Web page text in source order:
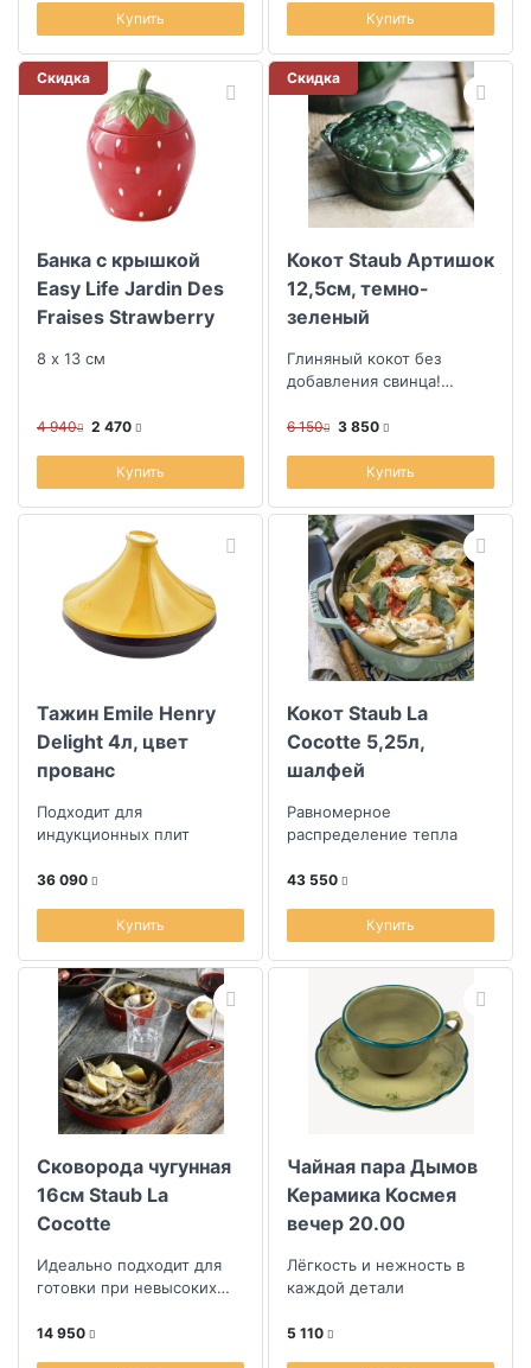
Купить Купить
Скидка
Банка с крышкой
Easy Life Jardin Des
Fraises Strawberry
8 х 13 см
4 940 2 470
Купить
Скидка
Кокот Staub Артишок
12,5см, темно-
зеленый
Глиняный кокот без
добавления свинца!
даже в микроволновке и
6 150 3 850
Купить
Тажин Emile Henry
Delight 4л, цвет
прованс
Подходит для
индукционных плит
36 090
Купить
Кокот Staub La
Cocotte 5,25л,
шалфей
Равномерное
распределение тепла
43 550
Купить
Сковорода чугунная
16см Staub La
Cocotte
Идеально подходит для
готовки при невысоких
14 950
Чайная пара Дымов
Керамика Космея
вечер 20.00
Лёгкость и нежность в
каждой детали
5 110